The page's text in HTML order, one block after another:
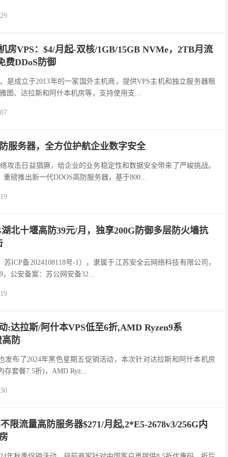
房VPS：$4/月起-双核/1GB/15GB NVMe，2TB月流
费DDoS防御
是成立于2013年的一家国外主机商，提供VPS主机和独立服务器租
图、达拉斯和阿什本机房等，支持使用支...
服务器，全方位护航企业数字安全
攻击日益猖獗，给企业的业务稳定性和数据安全带来了严峻挑战。
重磅推出新一代DDOS高防服务器，基于800...
北十堰高防39元/月，独享200G防御多层防火墙抗
ICP备2024108118号-1），隶属于江苏安全云网络科技有限公司，
公安备案：苏公网安备32...
:达拉斯/阿什本VPS低至6折,AMD Ryzen9系
高防
发布了2024年黑色星期五促销活动，本次针对达拉斯和阿什本机房
套餐7.5折)，AMD Ryz...
限流量高防服务器$271/月起,2*E5-2678v3/256G内